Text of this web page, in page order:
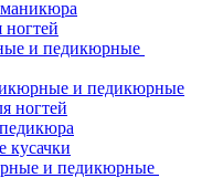
и педикюрные
и педикюрные
ногтей
и педикюрные